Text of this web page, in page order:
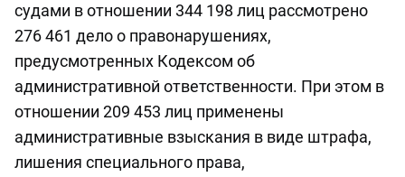
судами в отношении 344 198 лиц рассмотрено
276 461 дело о правонарушениях,
предусмотренных Кодексом об
административной ответственности. При этом в
отношении 209 453 лиц применены
административные взыскания в виде штрафа,
лишения специального права,